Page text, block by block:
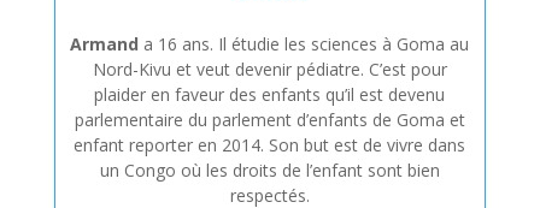
Armand a 16 ans. Il étudie les sciences à Goma au
Nord-Kivu et veut devenir pédiatre. C’est pour
plaider en faveur des enfants qu’il est devenu
parlementaire du parlement d’enfants de Goma et
enfant reporter en 2014. Son but est de vivre dans
un Congo où les droits de l’enfant sont bien
respectés.